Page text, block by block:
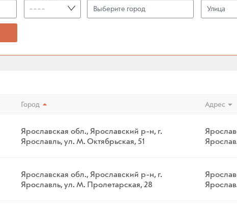
----
Город Адрес
Ярославская обл., Ярославский р-н, г.
Ярославль, ул. М. Октябрьская, 51
Ярославская обл., Ярославский р-н, г.
Ярославль, ул. М. Пролетарская, 28